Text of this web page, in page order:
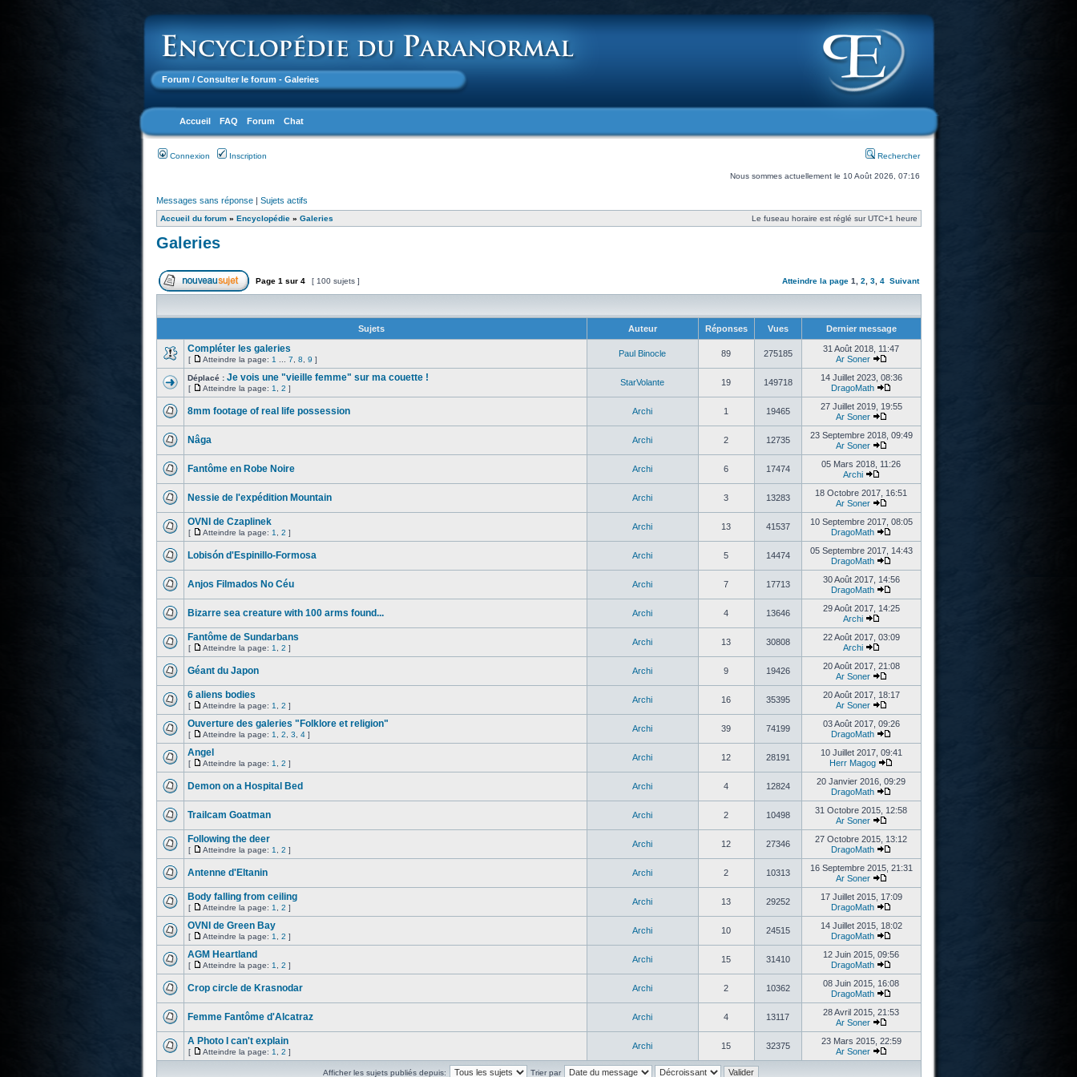
Forum / Consulter le forum - Galeries
Accueil FAQ Forum Chat
Connexion Inscription Rechercher
Nous sommes actuellement le 10 Août 2026, 07:16
Messages sans réponse| Sujets actifs
Accueil du forum» Encyclopédie» Galeries Le fuseau horaire est réglé sur UTC+1 heure
Galeries
Page 1 sur 4 [ 100 sujets ] Atteindre la page 1 2 3, 4 Suivant
Sujets Auteur Réponses Vues Dernier message
Compléter les galeries
[ Atteindre la page: 1 7 8 9 ]
Paul Binocle 89 275185
31 Août 2018, 11:47
Ar Soner
Déplacé : Je vois une "vieille femme" sur ma couette !
[ Atteindre la page: 1 2 ]
StarVolante 19 149718
14 Juillet 2023, 08:36
DragoMath
8mm footage of real life possession Archi 1 19465
27 Juillet 2019, 19:55
Ar Soner
Nâga Archi 2 12735
23 Septembre 2018, 09:49
Ar Soner
Fantôme en Robe Noire Archi 6 17474
05 Mars 2018, 11:26
Archi
Nessie de l'expédition Mountain Archi 3 13283
18 Octobre 2017, 16:51
Ar Soner
OVNI de Czaplinek
[ Atteindre la page: 1 2 ]
Archi 13 41537
10 Septembre 2017, 08:05
DragoMath
Lobisón d'Espinillo-Formosa Archi 5 14474
05 Septembre 2017, 14:43
DragoMath
Anjos Filmados No Céu Archi 7 17713
30 Août 2017, 14:56
DragoMath
Bizarre sea creature with 100 arms found... Archi 4 13646
29 Août 2017, 14:25
Archi
Fantôme de Sundarbans
[ Atteindre la page: 1 2 ]
Archi 13 30808
22 Août 2017, 03:09
Archi
Géant du Japon Archi 9 19426
20 Août 2017, 21:08
Ar Soner
6 aliens bodies
[ Atteindre la page: 1 2 ]
Archi 16 35395
20 Août 2017, 18:17
Ar Soner
Ouverture des galeries "Folklore et religion"
[ Atteindre la page: 1 2 3 4]
Archi 39 74199
03 Août 2017, 09:26
DragoMath
Angel
[ Atteindre la page: 1 2 ]
Archi 12 28191
10 Juillet 2017, 09:41
Herr Magog
Demon on a Hospital Bed Archi 4 12824
20 Janvier 2016, 09:29
DragoMath
Trailcam Goatman Archi 2 10498
31 Octobre 2015, 12:58
Ar Soner
Following the deer
[ Atteindre la page: 1 2 ]
Archi 12 27346
27 Octobre 2015, 13:12
DragoMath
Antenne d'Eltanin Archi 2 10313
16 Septembre 2015, 21:31
Ar Soner
Body falling from ceiling
[ Atteindre la page: 1 2 ]
Archi 13 29252
17 Juillet 2015, 17:09
DragoMath
OVNI de Green Bay
[ Atteindre la page: 1 2 ]
Archi 10 24515
14 Juillet 2015, 18:02
DragoMath
AGM Heartland
[ Atteindre la page: 1 2 ]
Archi 15 31410
12 Juin 2015, 09:56
DragoMath
Crop circle de Krasnodar Archi 2 10362
08 Juin 2015, 16:08
DragoMath
Femme Fantôme d'Alcatraz Archi 4 13117
28 Avril 2015, 21:53
Ar Soner
A Photo I can't explain
[ Atteindre la page: 1 2 ]
Archi 15 32375
23 Mars 2015, 22:59
Ar Soner
Afficher les sujets publiés depuis: Trier par